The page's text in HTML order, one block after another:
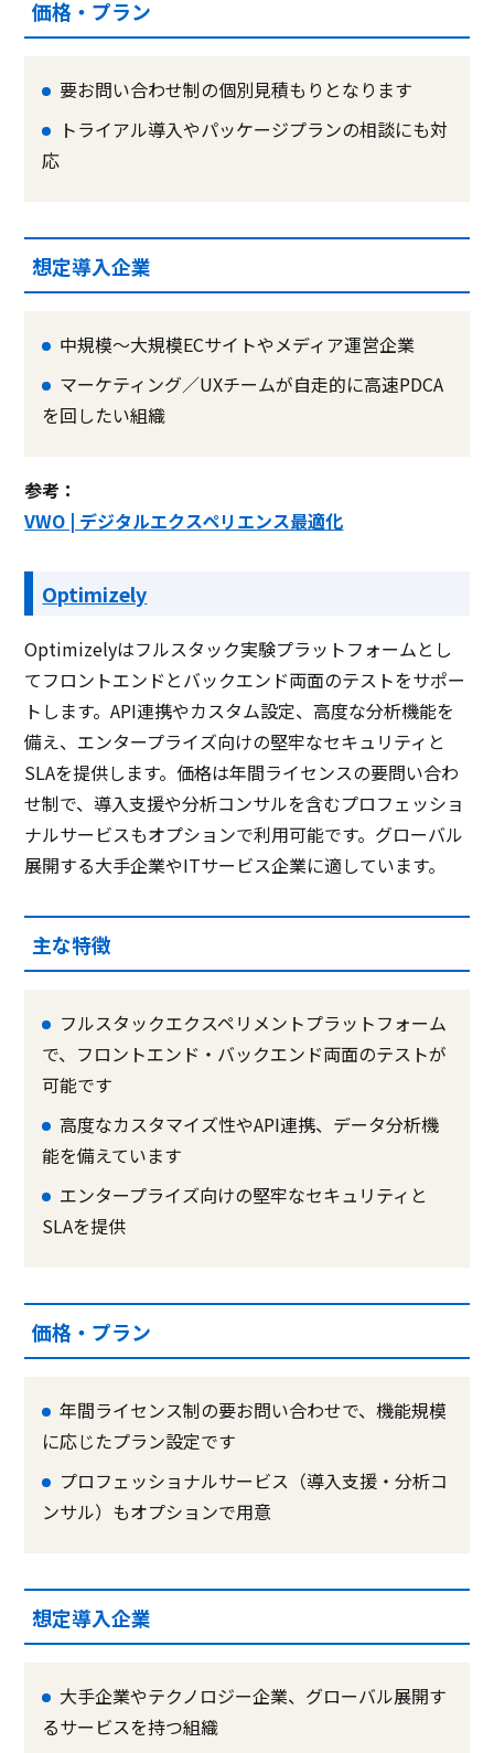
価格・プラン
要お問い合わせ制の個別見積もりとなります
トライアル導入やパッケージプランの相談にも対
応
想定導入企業
中規模～大規模ECサイトやメディア運営企業
マーケティング／UXチームが自走的に高速PDCA
を回したい組織
参考：
VWO | デジタルエクスペリエンス最適化
Optimizely
Optimizelyはフルスタック実験プラットフォームとし
てフロントエンドとバックエンド両面のテストをサポー
トします。API連携やカスタム設定、高度な分析機能を
備え、エンタープライズ向けの堅牢なセキュリティと
SLAを提供します。価格は年間ライセンスの要問い合わ
せ制で、導入支援や分析コンサルを含むプロフェッショ
ナルサービスもオプションで利用可能です。グローバル
展開する大手企業やITサービス企業に適しています。
主な特徴
フルスタックエクスペリメントプラットフォーム
で、フロントエンド・バックエンド両面のテストが
可能です
高度なカスタマイズ性やAPI連携、データ分析機
能を備えています
エンタープライズ向けの堅牢なセキュリティと
SLAを提供
価格・プラン
年間ライセンス制の要お問い合わせで、機能規模
に応じたプラン設定です
プロフェッショナルサービス（導入支援・分析コ
ンサル）もオプションで用意
想定導入企業
大手企業やテクノロジー企業、グローバル展開す
るサービスを持つ組織